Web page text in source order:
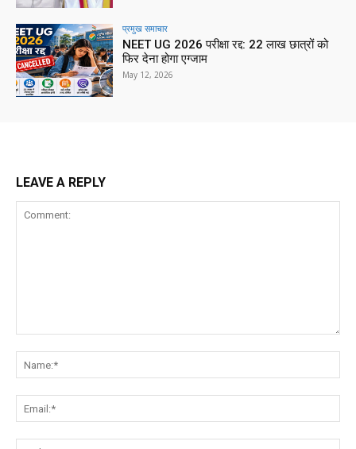
प्रमुख समाचार‎
NEET UG 2026 परीक्षा रद्द: 22 लाख छात्रों को
फिर देना होगा एग्जाम
May 12, 2026
LEAVE A REPLY